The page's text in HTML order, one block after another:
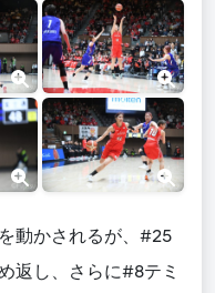
動かされるが、#25
返し、さらに#8テミ